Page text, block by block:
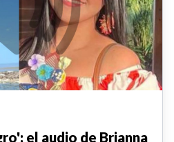
el audio de Brianna